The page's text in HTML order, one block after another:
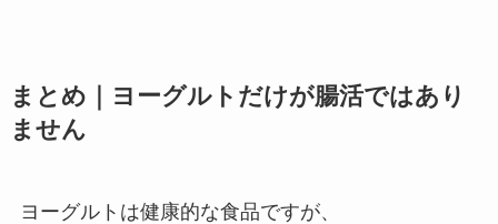
まとめ｜ヨーグルトだけが腸活ではあり
ません
ヨーグルトは健康的な食品ですが、